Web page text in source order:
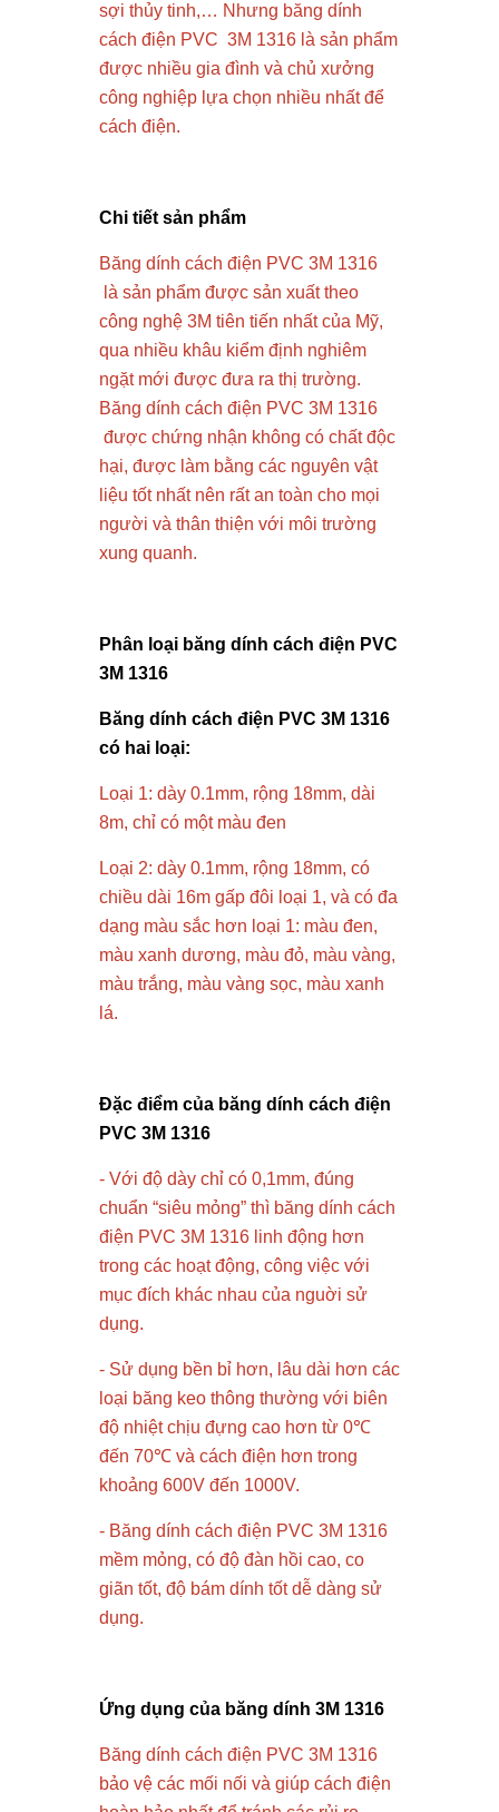
sợi thủy tinh,… Nhưng băng dính
cách điện PVC 3M 1316 là sản phẩm
được nhiều gia đình và chủ xưởng
công nghiệp lựa chọn nhiều nhất để
cách điện.
Chi tiết sản phẩm
Băng dính cách điện PVC 3M 1316
là sản phẩm được sản xuất theo
công nghệ 3M tiên tiến nhất của Mỹ,
qua nhiều khâu kiểm định nghiêm
ngặt mới được đưa ra thị trường.
Băng dính cách điện PVC 3M 1316
được chứng nhận không có chất độc
hại, được làm bằng các nguyên vật
liệu tốt nhất nên rất an toàn cho mọi
người và thân thiện với môi trường
xung quanh.
Phân loại băng dính cách điện PVC
3M 1316
Băng dính cách điện PVC 3M 1316
có hai loại:
Loại 1: dày 0.1mm, rộng 18mm, dài
8m, chỉ có một màu đen
Loại 2: dày 0.1mm, rộng 18mm, có
chiều dài 16m gấp đôi loại 1, và có đa
dạng màu sắc hơn loại 1: màu đen,
màu xanh dương, màu đỏ, màu vàng,
màu trắng, màu vàng sọc, màu xanh
lá.
Đặc điểm của băng dính cách điện
PVC 3M 1316
- Với độ dày chỉ có 0,1mm, đúng
chuẩn “siêu mỏng” thì băng dính cách
điện PVC 3M 1316 linh động hơn
trong các hoạt động, công việc với
mục đích khác nhau của nguời sử
dụng.
- Sử dụng bền bỉ hơn, lâu dài hơn các
loại băng keo thông thường với biên
độ nhiệt chịu đựng cao hơn từ 0℃
đến 70℃ và cách điện hơn trong
khoảng 600V đến 1000V.
- Băng dính cách điện PVC 3M 1316
mềm mỏng, có độ đàn hồi cao, co
giãn tốt, độ bám dính tốt dễ dàng sử
dụng.
Ứng dụng của băng dính 3M 1316
Băng dính cách điện PVC 3M 1316
bảo vệ các mối nối và giúp cách điện